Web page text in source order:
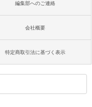
編集部へのご連絡
会社概要
特定商取引法に基づく表示